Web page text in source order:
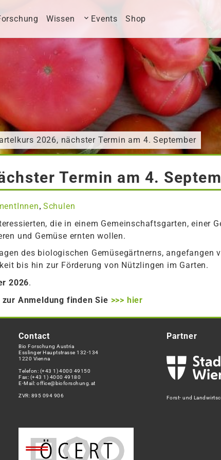
Wissen Events Shop
2026, nächster Termin am 4. September
Termin am 4.
, Schulen
die in einem Gemeinschaftsgarten, einer
und Gemüse ernten wollen.
des biologischen Gemüsegärtnerns, angefangen
bis hin zur Förderung von Nützlingen im Garten.
2026.
Anmeldung finden Sie >>> hier
Contact
Bio Forschung Austria
Esslinger Hauptstrasse 132-134
1220 Vienna
Telefon: (+43 1) 4000 49150
Fax: (+43 1) 4000 49180
E-Mail:office@bioforschung.at
ZVR: 895 094 906
Partner
Forst- und